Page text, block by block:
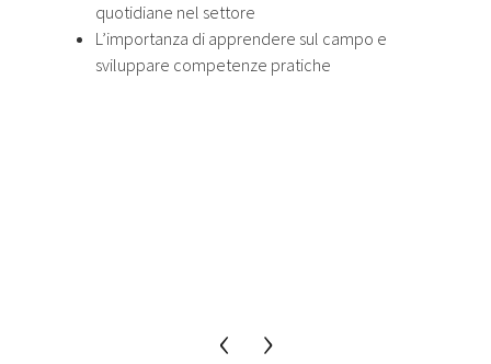
quotidiane nel settore
L’importanza di apprendere sul campo e
sviluppare competenze pratiche